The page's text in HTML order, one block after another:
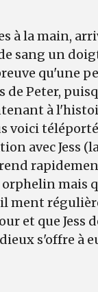
à la main,
sang un
qu'une
de Peter,
à
voici
avec Jess
mais
ment
et que Jess
s'offre à